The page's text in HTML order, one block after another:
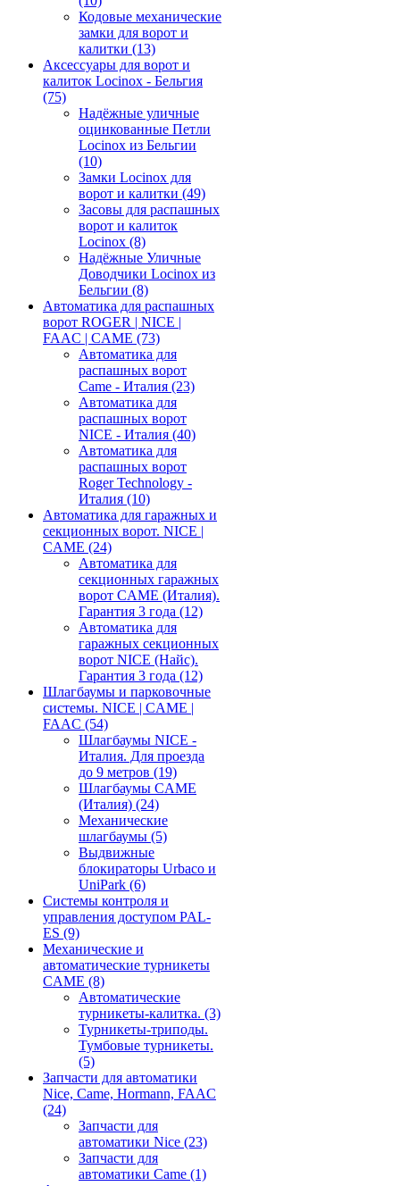
Кодовые механические
замки для ворот и
калитки (13)
Аксессуары для ворот и
калиток Locinox - Бельгия
(75)
Надёжные уличные
оцинкованные Петли
Locinox из Бельгии
(10)
Замки Locinox для
ворот и калитки (49)
Засовы для распашных
ворот и калиток
Locinox (8)
Надёжные Уличные
Доводчики Locinox из
Бельгии (8)
Автоматика для распашных
ворот ROGER | NICE |
FAAC | CAME (73)
Автоматика для
распашных ворот
Came - Италия (23)
Автоматика для
распашных ворот
NICE - Италия (40)
Автоматика для
распашных ворот
Roger Technology -
Италия (10)
Автоматика для гаражных и
секционных ворот. NICE |
CAME (24)
Автоматика для
секционных гаражных
ворот CAME (Италия).
Гарантия 3 года (12)
Автоматика для
гаражных секционных
ворот NICE (Найс).
Гарантия 3 года (12)
Шлагбаумы и парковочные
системы. NICE | CAME |
FAAC (54)
Шлагбаумы NICE -
Италия. Для проезда
до 9 метров (19)
Шлагбаумы CAME
(Италия) (24)
Механические
шлагбаумы (5)
Выдвижные
блокираторы Urbaco и
UniPark (6)
Системы контроля и
управления доступом PAL-
ES (9)
Механические и
автоматические турникеты
CAME (8)
Автоматические
турникеты-калитка. (3)
Турникеты-триподы.
Тумбовые турникеты.
(5)
Запчасти для автоматики
Nice, Came, Hormann, FAAC
(24)
Запчасти для
автоматики Nice (23)
Запчасти для
автоматики Came (1)